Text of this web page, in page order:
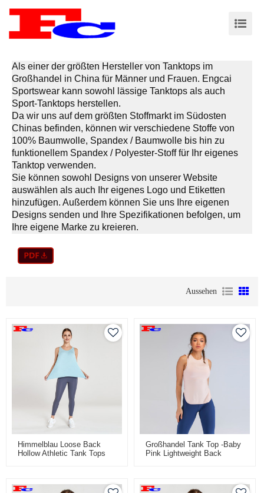
Als einer der größten Hersteller von Tanktops im
Großhandel in China für Männer und Frauen. Engcai
Sportswear kann sowohl lässige Tanktops als auch
Sport-Tanktops herstellen.
Da wir uns auf dem größten Stoffmarkt im Südosten
Chinas befinden, können wir verschiedene Stoffe von
100% Baumwolle, Spandex / Baumwolle bis hin zu
funktionellem Spandex / Polyester-Stoff für Ihr eigenes
Tanktop verwenden.
Sie können sowohl Designs von unserer Website
auswählen als auch Ihr eigenes Logo und Etiketten
hinzufügen. Außerdem können Sie uns Ihre eigenen
Designs senden und Ihre Spezifikationen befolgen, um
Ihre eigene Marke zu kreieren.
Aussehen
Himmelblau Loose Back
Hollow Athletic Tank Tops
Großhandel Tank Top -Baby
Pink Lightweight Back